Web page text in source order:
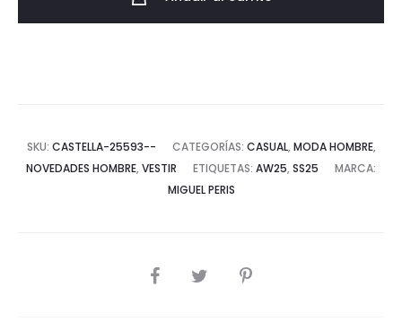
SKU: CASTELLA-25593-- CATEGORÍAS: CASUAL, MODA HOMBRE,
NOVEDADES HOMBRE, VESTIR ETIQUETAS: AW25, SS25
MARCA:
MIGUEL PERIS
COMPARTIR